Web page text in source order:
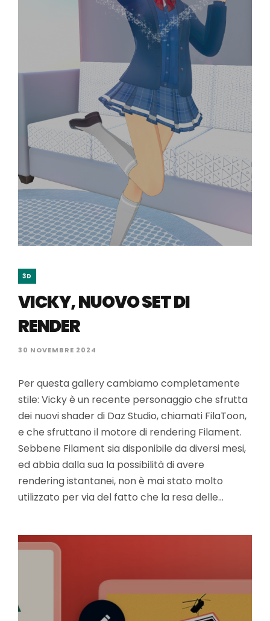
3D
VICKY, NUOVO SET DI
RENDER
30 NOVEMBRE 2024
Per questa gallery cambiamo completamente
stile: Vicky è un recente personaggio che sfrutta
dei nuovi shader di Daz Studio, chiamati FilaToon,
e che sfruttano il motore di rendering Filament.
Sebbene Filament sia disponibile da diversi mesi,
ed abbia dalla sua la possibilità di avere
rendering istantanei, non è mai stato molto
utilizzato per via del fatto che la resa delle…